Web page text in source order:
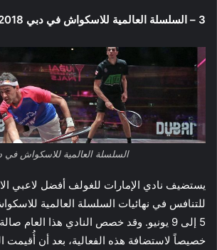
3 – السلسلة العالمية للاسكواش في دبي 2018
السلسلة العالمية للاسكواش في
يستضيف نادي الإمارات للغولف أفضل لاعبي
للتنافس في نهائيات السلسلة العالمية
5 إلى 9 يونيو. وقد خصص النادي هذا العام
خصيصاً لاستضافة هذه الفعالية، بعد أن أُقيمت